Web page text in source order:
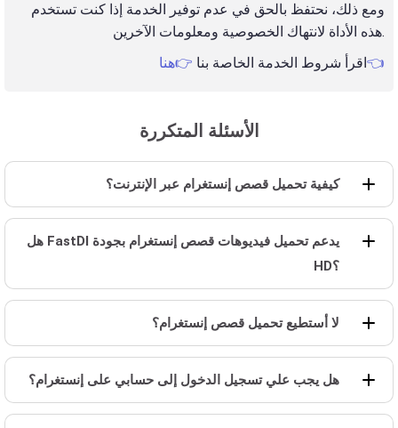
ومع ذلك، نحتفظ بالحق في عدم توفير الخدمة إذا كنت تستخدم
هذه الأداة لانتهاك الخصوصية ومعلومات الآخرين.
اقرأ شروط الخدمة الخاصة بنا👉هنا👈
الأسئلة المتكررة
كيفية تحميل قصص إنستغرام عبر الإنترنت؟
هل FastDl يدعم تحميل فيديوهات قصص إنستغرام بجودة
HD؟
لا أستطيع تحميل قصص إنستغرام؟
هل يجب علي تسجيل الدخول إلى حسابي على إنستغرام؟